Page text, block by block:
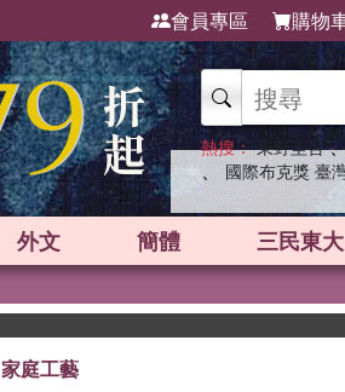
會員專區 購物
熱搜： 東野圭吾
、 國際布克獎 臺
外文 簡體 三民東大
家庭工藝